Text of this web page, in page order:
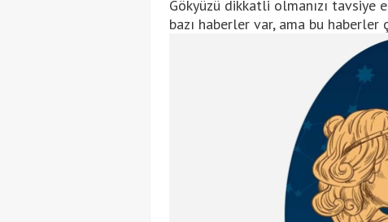
Gökyüzü dikkatli olmanızı
bazı haberler var, ama bu haberler